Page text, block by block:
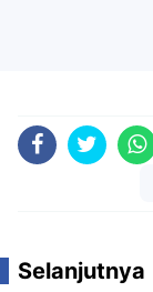
Selanjutnya